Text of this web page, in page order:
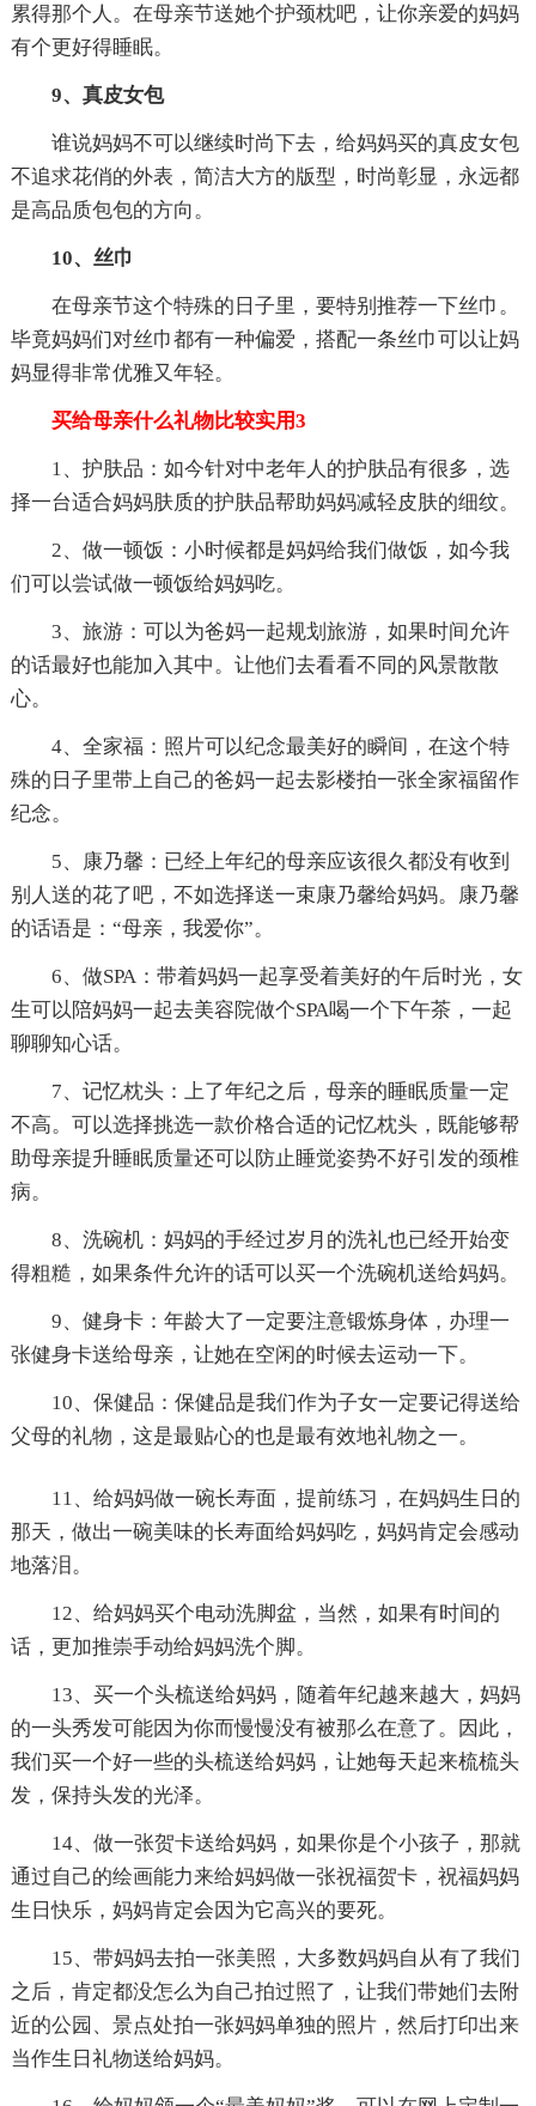
累得那个人。在母亲节送她个护颈枕吧，让你亲爱的妈妈
有个更好得睡眠。
9、真皮女包
谁说妈妈不可以继续时尚下去，给妈妈买的真皮女包
不追求花俏的外表，简洁大方的版型，时尚彰显，永远都
是高品质包包的方向。
10、丝巾
在母亲节这个特殊的日子里，要特别推荐一下丝巾。
毕竟妈妈们对丝巾都有一种偏爱，搭配一条丝巾可以让妈
妈显得非常优雅又年轻。
买给母亲什么礼物比较实用3
1、护肤品：如今针对中老年人的护肤品有很多，选
择一台适合妈妈肤质的护肤品帮助妈妈减轻皮肤的细纹。
2、做一顿饭：小时候都是妈妈给我们做饭，如今我
们可以尝试做一顿饭给妈妈吃。
3、旅游：可以为爸妈一起规划旅游，如果时间允许
的话最好也能加入其中。让他们去看看不同的风景散散
心。
4、全家福：照片可以纪念最美好的瞬间，在这个特
殊的日子里带上自己的爸妈一起去影楼拍一张全家福留作
纪念。
5、康乃馨：已经上年纪的母亲应该很久都没有收到
别人送的花了吧，不如选择送一束康乃馨给妈妈。康乃馨
的话语是：“母亲，我爱你”。
6、做SPA：带着妈妈一起享受着美好的午后时光，女
生可以陪妈妈一起去美容院做个SPA喝一个下午茶，一起
聊聊知心话。
7、记忆枕头：上了年纪之后，母亲的睡眠质量一定
不高。可以选择挑选一款价格合适的记忆枕头，既能够帮
助母亲提升睡眠质量还可以防止睡觉姿势不好引发的颈椎
病。
8、洗碗机：妈妈的手经过岁月的洗礼也已经开始变
得粗糙，如果条件允许的话可以买一个洗碗机送给妈妈。
9、健身卡：年龄大了一定要注意锻炼身体，办理一
张健身卡送给母亲，让她在空闲的时候去运动一下。
10、保健品：保健品是我们作为子女一定要记得送给
父母的礼物，这是最贴心的也是最有效地礼物之一。
11、给妈妈做一碗长寿面，提前练习，在妈妈生日的
那天，做出一碗美味的长寿面给妈妈吃，妈妈肯定会感动
地落泪。
12、给妈妈买个电动洗脚盆，当然，如果有时间的
话，更加推崇手动给妈妈洗个脚。
13、买一个头梳送给妈妈，随着年纪越来越大，妈妈
的一头秀发可能因为你而慢慢没有被那么在意了。因此，
我们买一个好一些的头梳送给妈妈，让她每天起来梳梳头
发，保持头发的光泽。
14、做一张贺卡送给妈妈，如果你是个小孩子，那就
通过自己的绘画能力来给妈妈做一张祝福贺卡，祝福妈妈
生日快乐，妈妈肯定会因为它高兴的要死。
15、带妈妈去拍一张美照，大多数妈妈自从有了我们
之后，肯定都没怎么为自己拍过照了，让我们带她们去附
近的公园、景点处拍一张妈妈单独的照片，然后打印出来
当作生日礼物送给妈妈。